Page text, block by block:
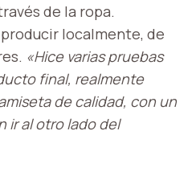
de la ropa.
localmente, de
«Hice varias pruebas
final, realmente
de calidad, con un
ir al otro lado del